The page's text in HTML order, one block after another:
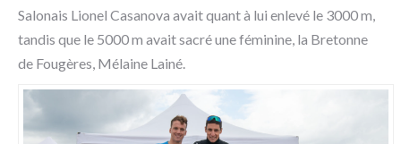
Salonais Lionel Casanova avait quant à lui enlevé le 3000 m,
tandis que le 5000 m avait sacré une féminine, la Bretonne
de Fougères, Mélaine Lainé.